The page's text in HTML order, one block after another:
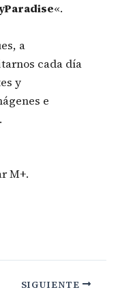
«.
a
cada día
y
e
M+.
SIGUIENTE